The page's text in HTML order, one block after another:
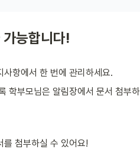
능합니다!
항에서 한 번에 관리하세요.
학부모님은 알림장에서 문서 첨부
를 첨부하실 수 있어요!